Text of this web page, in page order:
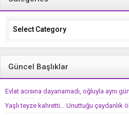
Categories
Güncel Başlıklar
Evlat acısına dayanamadı, oğluyla aynı
Yaşlı teyze kahretti… Unuttuğu çaydanlık